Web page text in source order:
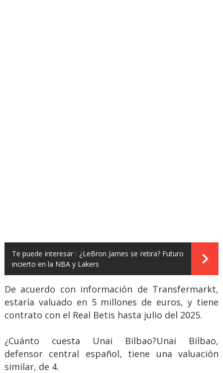
Te puede interesar : ¿LeBron James se retira? Futuro
incierto en la NBA y Lakers
De acuerdo con información de Transfermarkt,
estaría valuado en 5 millones de euros, y tiene
contrato con el Real Betis hasta julio del 2025.
¿Cuánto cuesta Unai Bilbao?Unai Bilbao,
defensor central español, tiene una valuación
similar, de 4.